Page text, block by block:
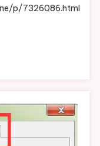
p/7326086.html